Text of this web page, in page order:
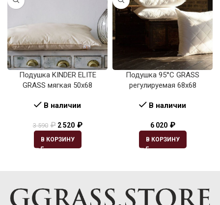
Подушка KINDER ELITE
GRASS мягкая 50х68
В наличии
3 590 ₽ 2 520 ₽
В КОРЗИНУ
Подушка 95°C GRASS
регулируемая 68х68
В наличии
6 020 ₽
В КОРЗИНУ